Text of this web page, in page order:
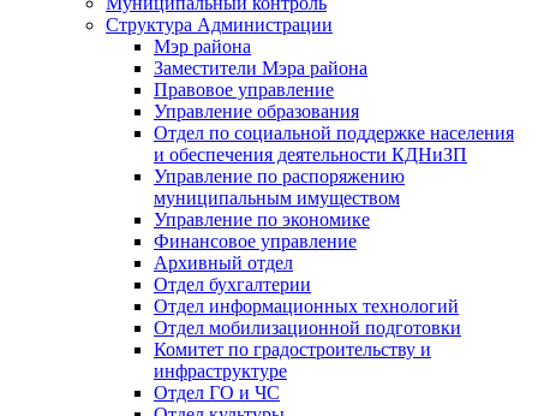
Структура Администрации
Мэр района
Заместители Мэра района
Правовое управление
Управление образования
Отдел по социальной поддержке населения
и обеспечения деятельности КДНиЗП
Управление по распоряжению
муниципальным имуществом
Управление по экономике
Финансовое управление
Архивный отдел
Отдел бухгалтерии
Отдел информационных технологий
Отдел мобилизационной подготовки
Комитет по градостроительству и
инфраструктуре
Отдел ГО и ЧС